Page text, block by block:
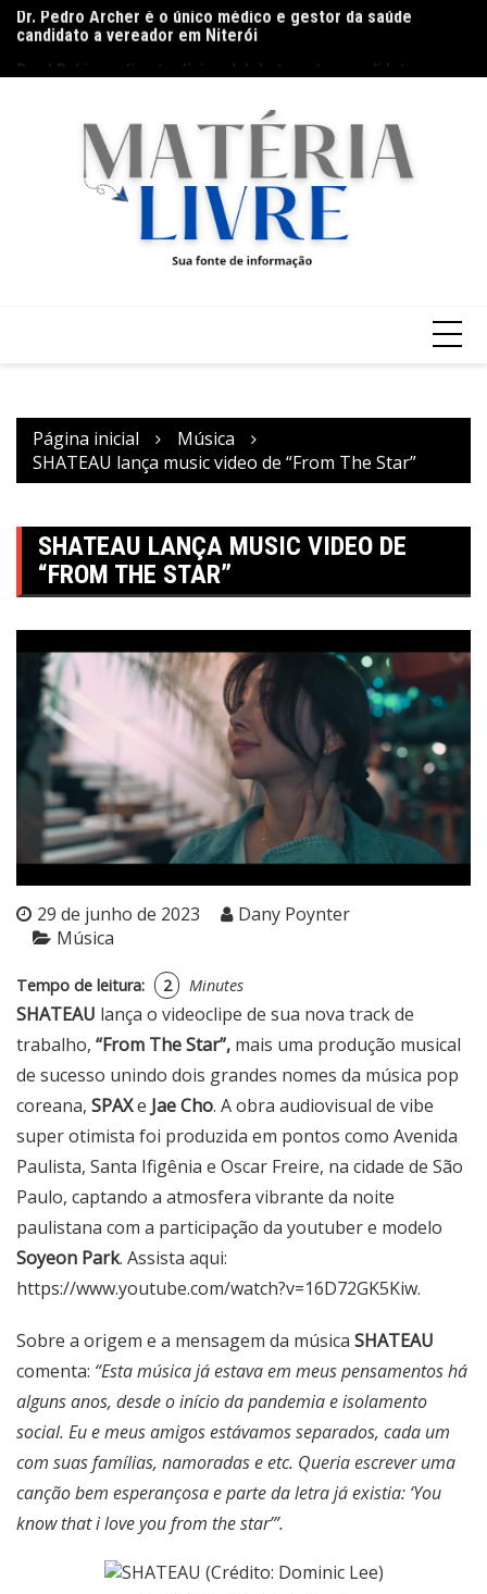
para
conteúdo
candidato a vereador em Niterói
Band Bahia realiza tradicional debate entre candidatos ao
Governo da Bahia para mais de 300 cidades neste domingo
(9)
Página inicial
Música
SHATEAU lança music video de “From The Star”
SHATEAU LANÇA MUSIC VIDEO DE
“FROM THE STAR”
29 de junho de 2023
Dany Poynter
Música
Tempo de leitura: 2 Minutes
SHATEAU lança o videoclipe de sua nova track de
trabalho, “From The Star”, mais uma produção musical
de sucesso unindo dois grandes nomes da música pop
coreana, SPAXe Jae Cho. A obra audiovisual de vibe
super otimista foi produzida em pontos como Avenida
Paulista, Santa Ifigênia e Oscar Freire, na cidade de São
Paulo, captando a atmosfera vibrante da noite
paulistana com a participação da youtuber e modelo
Soyeon Park. Assista aqui:
https://www.youtube.com/watch?v=16D72GK5Kiw.
Sobre a origem e a mensagem da música SHATEAU
comenta: “Esta música já estava em meus pensamentos há
alguns anos, desde o início da pandemia e isolamento
social. Eu e meus amigos estávamos separados, cada um
com suas famílias, namoradas e etc. Queria escrever uma
canção bem esperançosa e parte da letra já existia: ‘You
know that i love you from the star’”.